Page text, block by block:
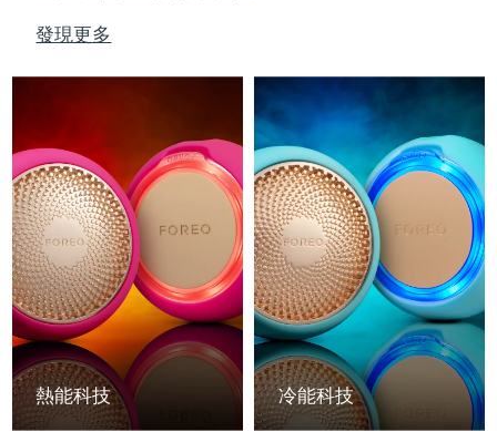
發現更多
熱能科技 冷能科技
西班牙
瑞典 預計送達日期8/10/26
瑞士 預計送達日期
台灣 預計送達日期 8/15/26
泰國 預計送達日期8/14/26
土耳其 預計送達日期8/11/26
阿拉伯聯合大公國 預計送達日期8/11/26
英國 預計送達日期